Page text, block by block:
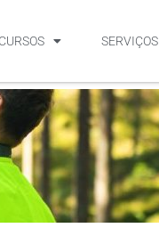
CURSOS SERVIÇOS